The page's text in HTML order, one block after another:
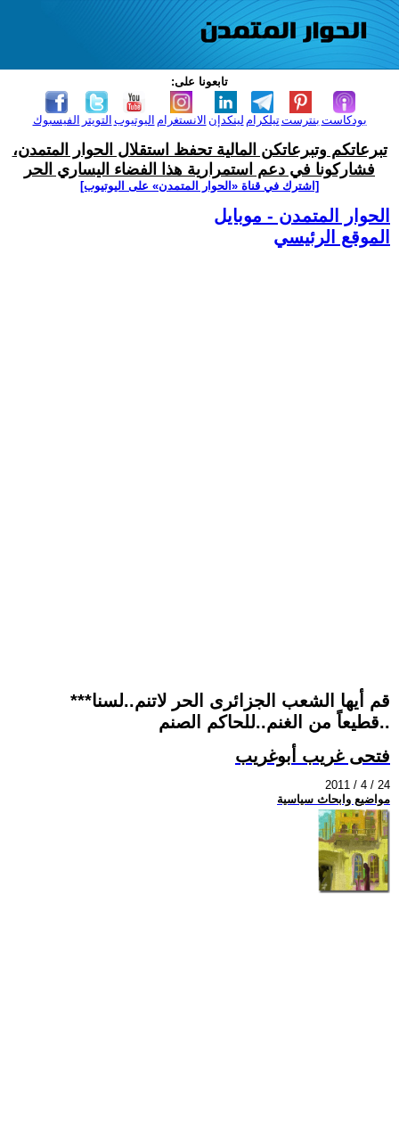
تابعونا على:
الفيسبوك التويتر اليوتيوب الانستغرام لينكدإن تيلكرامبنترست بودكاست
تبرعاتكم وتبرعاتكن المالية تحفظ استقلال الحوار المتمدن،
فشاركونا في دعم استمرارية هذا الفضاء اليساري الحر
[اشترك في قناة ‫«الحوار المتمدن» على اليوتيوب]
الحوار المتمدن - موبايل
الموقع الرئيسي
***قم أيها الشعب الجزائرى الحر لاتنم..لسنا
قطيعاً من الغنم..للحاكم الصنم..
فتحى غريب أبوغريب
2011 / 4 / 24
مواضيع وابحاث سياسية